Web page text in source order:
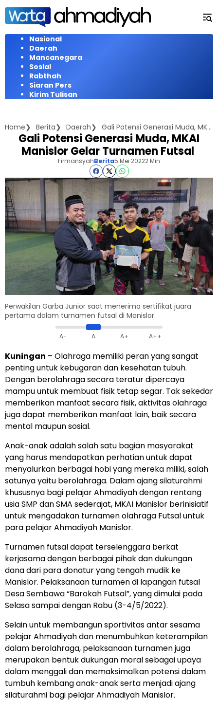
Langsung
konten
Nasional
Daerah
Mancanegara
Sosial
Rabthah
Siaran Pers
Kirim Tulisan
Home Berita Daerah Gali Potensi Generasi Muda, MKAI Manislor Gelar Turnamen Futsal
Gali Potensi Generasi Muda, MKAI
Manislor Gelar Turnamen Futsal
FirmansyahBerita5 Mei 20222 Min
Perwakilan Garba Junior saat menerima sertifikat juara
pertama dalam turnamen futsal di Manislor.
A- A A+ A++
Kuningan – Olahraga memiliki peran yang sangat
penting untuk kebugaran dan kesehatan tubuh.
Dengan berolahraga secara teratur dipercaya
mampu untuk membuat fisik tetap segar. Tak sekedar
memberikan manfaat secara fisik, aktivitas olahraga
juga dapat memberikan manfaat lain, baik secara
mental maupun sosial.
Anak-anak adalah salah satu bagian masyarakat
yang harus mendapatkan perhatian untuk dapat
menyalurkan berbagai hobi yang mereka miliki, salah
satunya yaitu berolahraga. Dalam ajang silaturahmi
khususnya bagi pelajar Ahmadiyah dengan rentang
usia SMP dan SMA sederajat, MKAI Manislor berinisiatif
untuk mengadakan turnamen olahraga Futsal untuk
para pelajar Ahmadiyah Manislor.
Turnamen futsal dapat terselenggara berkat
kerjasama dengan berbagai pihak dan dukungan
dana dari para donatur yang tengah mudik ke
Manislor. Pelaksanaan turnamen di lapangan futsal
Desa Sembawa “Barokah Futsal”, yang dimulai pada
Selasa sampai dengan Rabu (3-4/5/2022).
Selain untuk membangun sportivitas antar sesama
pelajar Ahmadiyah dan menumbuhkan keterampilan
dalam berolahraga, pelaksanaan turnamen juga
merupakan bentuk dukungan moral sebagai upaya
dalam menggali dan memaksimalkan potensi dalam
tumbuh kembang anak-anak serta menjadi ajang
silaturahmi bagi pelajar Ahmadiyah Manislor.